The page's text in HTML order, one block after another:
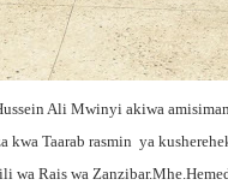
Ali Mwinyi akiwa
kwa Taarab rasmin ya
Rais wa